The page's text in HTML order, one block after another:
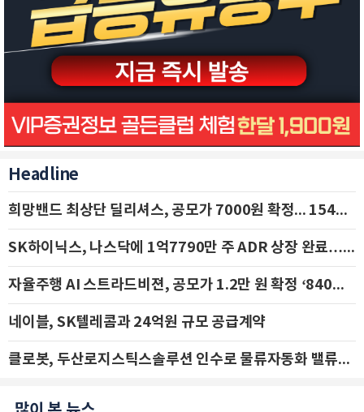
Headline
희망밴드 최상단 딜리셔스, 공모가 7000원 확정... 154억 규모 IPO 돌입
SK하이닉스, 나스닥에 1억7790만 주 ADR 상장 완료…29일 국내 추가 상장
자율주행 AI 스트라드비젼, 공모가 1.2만 원 확정 ‘840억 수혈’
네이블, SK텔레콤과 24억원 규모 공급계약
클로봇, 두산로지스틱스솔루션 인수로 물류자동화 밸류체인 확장 추진 - IBK투자증권